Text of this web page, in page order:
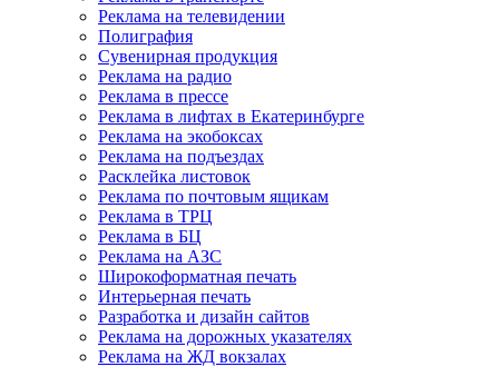
Реклама на телевидении
Полиграфия
Сувенирная продукция
Реклама на радио
Реклама в прессе
Реклама в лифтах в Екатеринбурге
Реклама на экобоксах
Реклама на подъездах
Расклейка листовок
Реклама по почтовым ящикам
Реклама в ТРЦ
Реклама в БЦ
Реклама на АЗС
Широкоформатная печать
Интерьерная печать
Разработка и дизайн сайтов
Реклама на дорожных указателях
Реклама на ЖД вокзалах